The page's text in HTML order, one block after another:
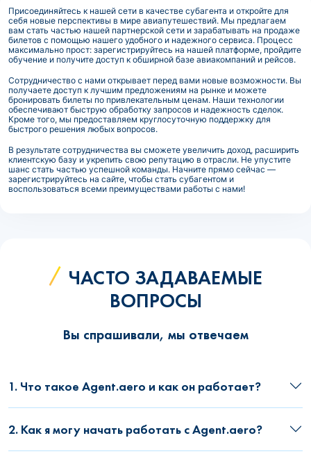
Присоединяйтесь к нашей сети в качестве субагента и откройте для
себя новые перспективы в мире авиапутешествий. Мы предлагаем
вам стать частью нашей партнерской сети и зарабатывать на продаже
билетов с помощью нашего удобного и надежного сервиса. Процесс
максимально прост: зарегистрируйтесь на нашей платформе, пройдите
обучение и получите доступ к обширной базе авиакомпаний и рейсов.
Сотрудничество с нами открывает перед вами новые возможности. Вы
получаете доступ к лучшим предложениям на рынке и можете
бронировать билеты по привлекательным ценам. Наши технологии
обеспечивают быструю обработку запросов и надежность сделок.
Кроме того, мы предоставляем круглосуточную поддержку для
быстрого решения любых вопросов.
В результате сотрудничества вы сможете увеличить доход, расширить
клиентскую базу и укрепить свою репутацию в отрасли. Не упустите
шанс стать частью успешной команды. Начните прямо сейчас —
зарегистрируйтесь на сайте, чтобы стать субагентом и
воспользоваться всеми преимуществами работы с нами!
ЧАСТО ЗАДАВАЕМЫЕ
ВОПРОСЫ
Вы спрашивали, мы отвечаем
1. Что такое Agent.aero и как он работает?
2. Как я могу начать работать с Agent.aero?